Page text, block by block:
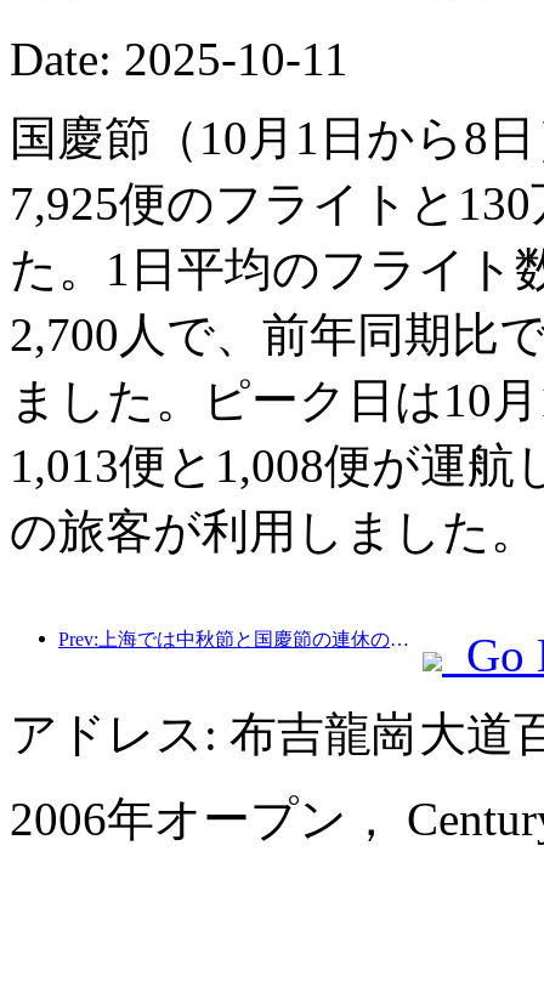
Date: 2025-10-11
国慶節（10月1日から8
7,925便のフライトと
た。1日平均のフライト
2,700人で、前年同期比
ました。ピーク日は10
1,013便と1,008便が運航
の旅客が利用しました。
Prev:上海では中秋節と国慶節の連休の最初の4日間で1,511万人を超える観光客が訪れ、前年比20%以上増加した。
Go
アドレス: 布吉龍崗大道
2006年オープン，